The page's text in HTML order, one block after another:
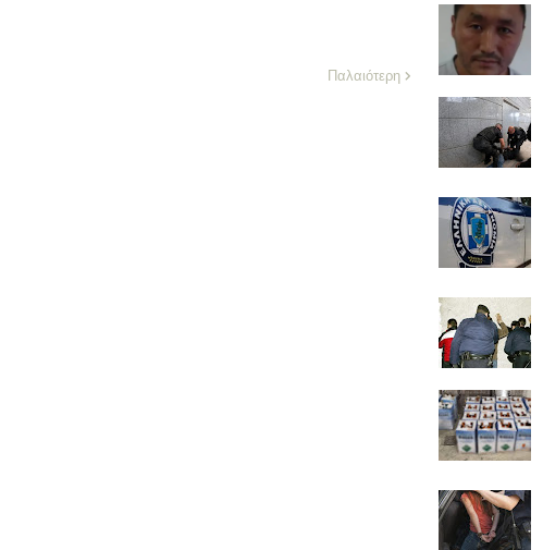
Παλαιότερη